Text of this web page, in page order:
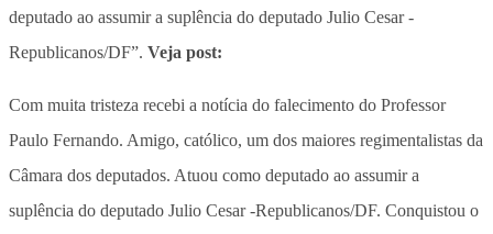
deputado ao assumir a suplência do deputado Julio Cesar -
Republicanos/DF”. Veja post:
Com muita tristeza recebi a notícia do falecimento do Professor
Paulo Fernando. Amigo, católico, um dos maiores regimentalistas da
Câmara dos deputados. Atuou como deputado ao assumir a
suplência do deputado Julio Cesar -Republicanos/DF. Conquistou o